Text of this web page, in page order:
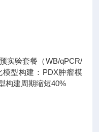
实验套餐（WB/qPCR/
型构建：PDX肿瘤模
构建周期缩短40%